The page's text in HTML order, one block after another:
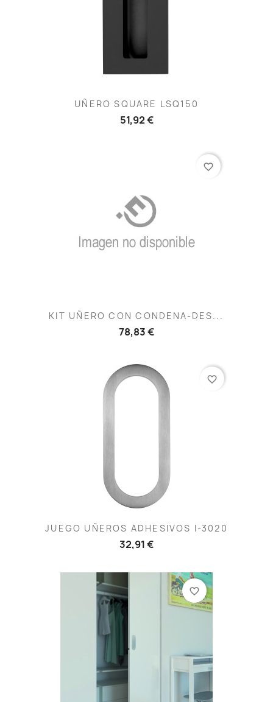
UÑERO SQUARE LSQ150
51,92 €
KIT UÑERO CON CONDENA-DES...
78,83 €
favorite_border
JUEGO UÑEROS ADHESIVOS I-3020
32,91 €
favorite_border
favorite_border